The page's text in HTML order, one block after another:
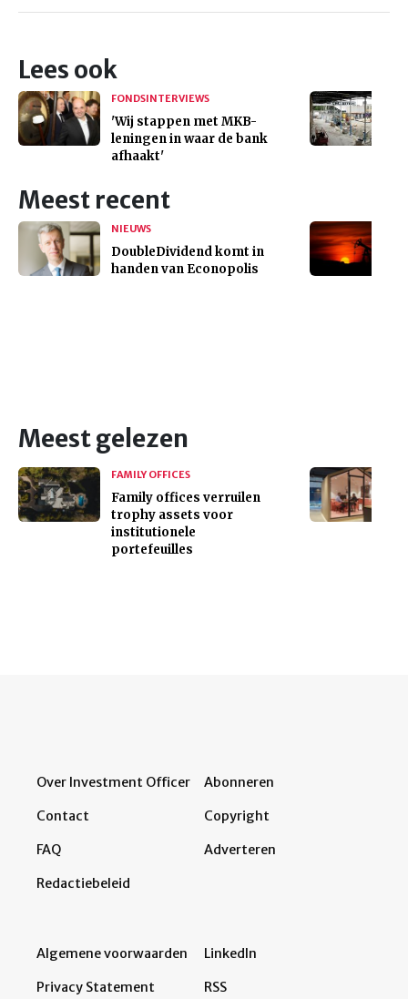
Lees ook
FONDSINTERVIEWS
'Wij stappen met MKB-
leningen in waar de bank
afhaakt'
Meest recent
NIEUWS
DoubleDividend komt in
handen van Econopolis
Meest gelezen
FAMILY OFFICES
Family offices verruilen
trophy assets voor
institutionele
portefeuilles
Over Investment Officer
Contact
FAQ
Redactiebeleid
Abonneren
Copyright
Adverteren
Algemene voorwaarden
Privacy Statement
LinkedIn
RSS